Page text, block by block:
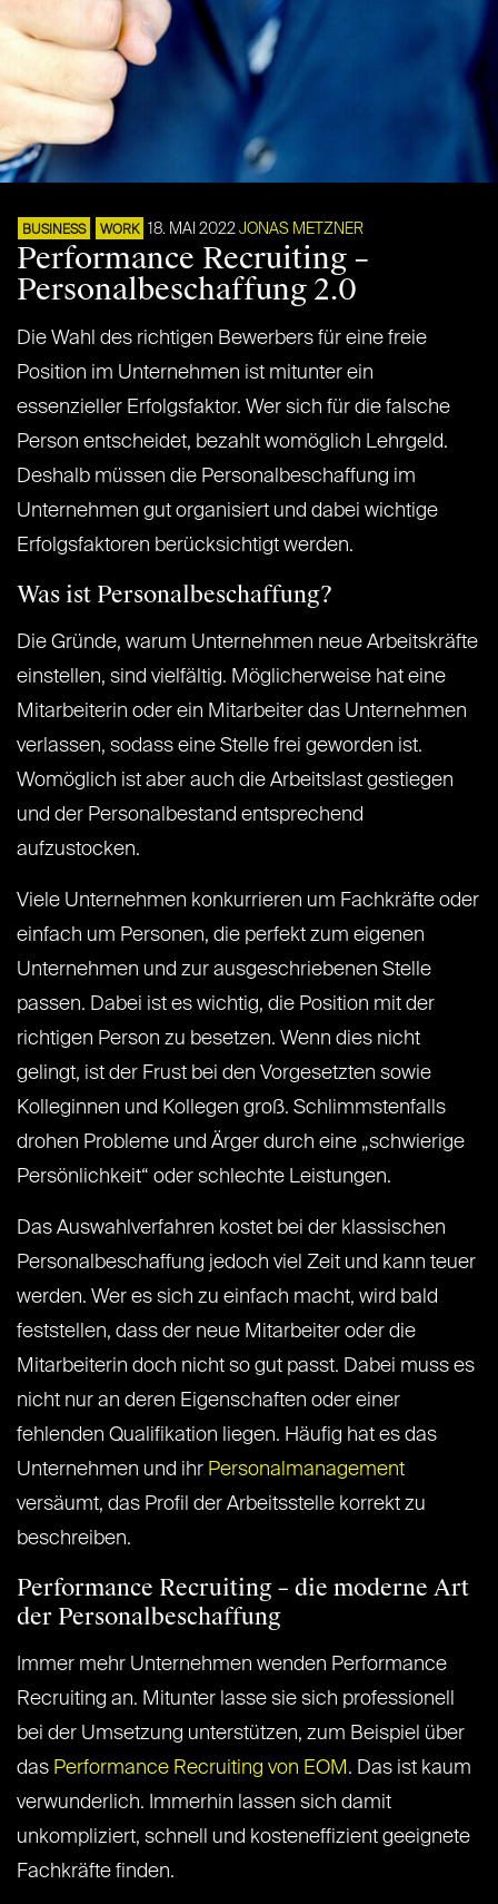
BUSINESS WORK 18. MAI 2022 JONAS METZNER
Performance Recruiting –
Personalbeschaffung 2.0
Die Wahl des richtigen Bewerbers für eine freie
Position im Unternehmen ist mitunter ein
essenzieller Erfolgsfaktor. Wer sich für die falsche
Person entscheidet, bezahlt womöglich Lehrgeld.
Deshalb müssen die Personalbeschaffung im
Unternehmen gut organisiert und dabei wichtige
Erfolgsfaktoren berücksichtigt werden.
Was ist Personalbeschaffung?
Die Gründe, warum Unternehmen neue Arbeitskräfte
einstellen, sind vielfältig. Möglicherweise hat eine
Mitarbeiterin oder ein Mitarbeiter das Unternehmen
verlassen, sodass eine Stelle frei geworden ist.
Womöglich ist aber auch die Arbeitslast gestiegen
und der Personalbestand entsprechend
aufzustocken.
Viele Unternehmen konkurrieren um Fachkräfte oder
einfach um Personen, die perfekt zum eigenen
Unternehmen und zur ausgeschriebenen Stelle
passen. Dabei ist es wichtig, die Position mit der
richtigen Person zu besetzen. Wenn dies nicht
gelingt, ist der Frust bei den Vorgesetzten sowie
Kolleginnen und Kollegen groß. Schlimmstenfalls
drohen Probleme und Ärger durch eine „schwierige
Persönlichkeit“ oder schlechte Leistungen.
Das Auswahlverfahren kostet bei der klassischen
Personalbeschaffung jedoch viel Zeit und kann teuer
werden. Wer es sich zu einfach macht, wird bald
feststellen, dass der neue Mitarbeiter oder die
Mitarbeiterin doch nicht so gut passt. Dabei muss es
nicht nur an deren Eigenschaften oder einer
fehlenden Qualifikation liegen. Häufig hat es das
Unternehmen und ihr Personalmanagement
versäumt, das Profil der Arbeitsstelle korrekt zu
beschreiben.
Performance Recruiting – die moderne Art
der Personalbeschaffung
Immer mehr Unternehmen wenden Performance
Recruiting an. Mitunter lasse sie sich professionell
bei der Umsetzung unterstützen, zum Beispiel über
das Performance Recruiting von EOM . Das ist kaum
verwunderlich. Immerhin lassen sich damit
unkompliziert, schnell und kosteneffizient geeignete
Fachkräfte finden.